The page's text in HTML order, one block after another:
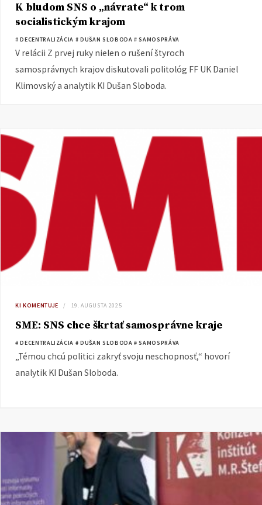
K bludom SNS o „návrate“ k trom
socialistickým krajom
# DECENTRALIZÁCIA # DUŠAN SLOBODA # SAMOSPRÁVA
V relácii Z prvej ruky nielen o rušení štyroch
samosprávnych krajov diskutovali politológ FF UK Daniel
Klimovský a analytik KI Dušan Sloboda.
KI KOMENTUJE 19. AUGUSTA 2025
SME: SNS chce škrtať samosprávne kraje
# DECENTRALIZÁCIA # DUŠAN SLOBODA # SAMOSPRÁVA
„Témou chcú politici zakryť svoju neschopnosť,“ hovorí
analytik KI Dušan Sloboda.